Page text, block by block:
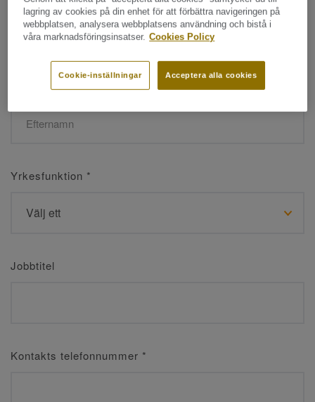
Efternamn*
Yrkesfunktion *
Jobbtitel
Kontakts telefonnummer *
lagring av cookies på din enhet för att förbättra navigeringen på
webbplatsen, analysera webbplatsens användning och bistå i
våra marknadsföringsinsatser. Cookies Policy
Acceptera alla cookies
Cookie-inställningar